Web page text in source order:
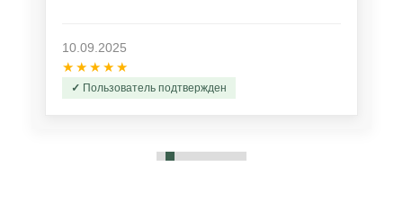
10.09.2025
★★★★★
Пользователь подтвержден